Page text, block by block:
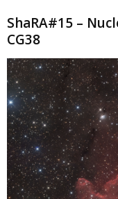
ShaRA#15 –
CG38